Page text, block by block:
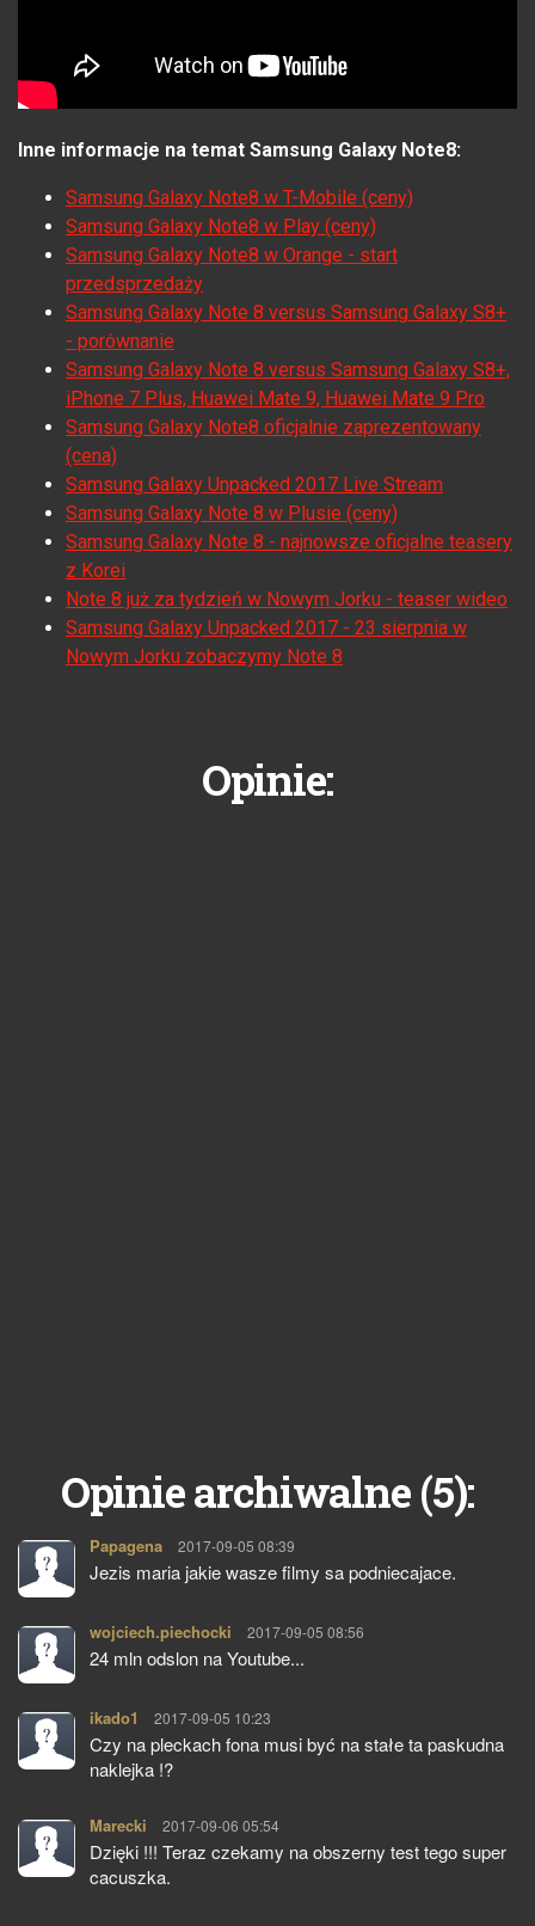
Inne informacje na temat Samsung Galaxy Note8:
Samsung Galaxy Note8 w T-Mobile (ceny)
Samsung Galaxy Note8 w Play (ceny)
Samsung Galaxy Note8 w Orange - start
przedsprzedaży
Samsung Galaxy Note 8 versus Samsung Galaxy S8+
- porównanie
Samsung Galaxy Note 8 versus Samsung Galaxy S8+,
iPhone 7 Plus, Huawei Mate 9, Huawei Mate 9 Pro
Samsung Galaxy Note8 oficjalnie zaprezentowany
(cena)
Samsung Galaxy Unpacked 2017 Live Stream
Samsung Galaxy Note 8 w Plusie (ceny)
Samsung Galaxy Note 8 - najnowsze oficjalne teasery
z Korei
Note 8 już za tydzień w Nowym Jorku - teaser wideo
Samsung Galaxy Unpacked 2017 - 23 sierpnia w
Nowym Jorku zobaczymy Note 8
Opinie:
Opinie archiwalne (5):
Papagena pisze:
2017-09-05 08:39
Jezis maria jakie wasze filmy sa podniecajace.
wojciech.piechocki pisze:
2017-09-05 08:56
24 mln odslon na Youtube...
ikado1 pisze:
2017-09-05 10:23
Czy na pleckach fona musi być na stałe ta paskudna
naklejka !?
Marecki pisze:
2017-09-06 05:54
Dzięki !!! Teraz czekamy na obszerny test tego super
cacuszka.